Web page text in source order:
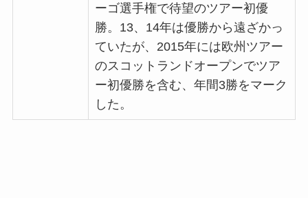
ーゴ選手権で待望のツアー初優
勝。13、14年は優勝から遠ざかっ
ていたが、2015年には欧州ツアー
のスコットランドオープンでツア
ー初優勝を含む、年間3勝をマーク
した。